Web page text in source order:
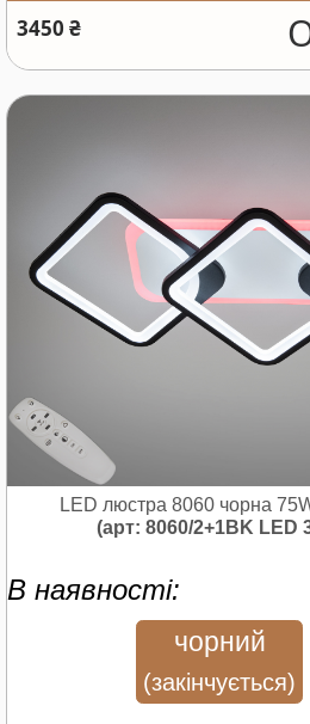
3450 ₴
LED люстра 8060 чорна
(арт: 8060/2+1BK LED
В наявності:
чорний
(закінчується)